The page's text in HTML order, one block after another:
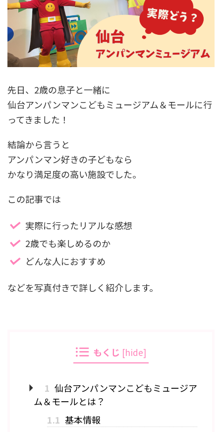
先日、2歳の息子と一緒に
仙台アンパンマンこどもミュージアム＆モールに行
ってきました！
結論から言うと
アンパンマン好きの子どもなら
かなり満足度の高い施設でした。
この記事では
実際に行ったリアルな感想
2歳でも楽しめるのか
どんな人におすすめ
などを写真付きで詳しく紹介します。
もくじ [hide]
1 仙台アンパンマンこどもミュージア
ム＆モールとは？
1.1 基本情報